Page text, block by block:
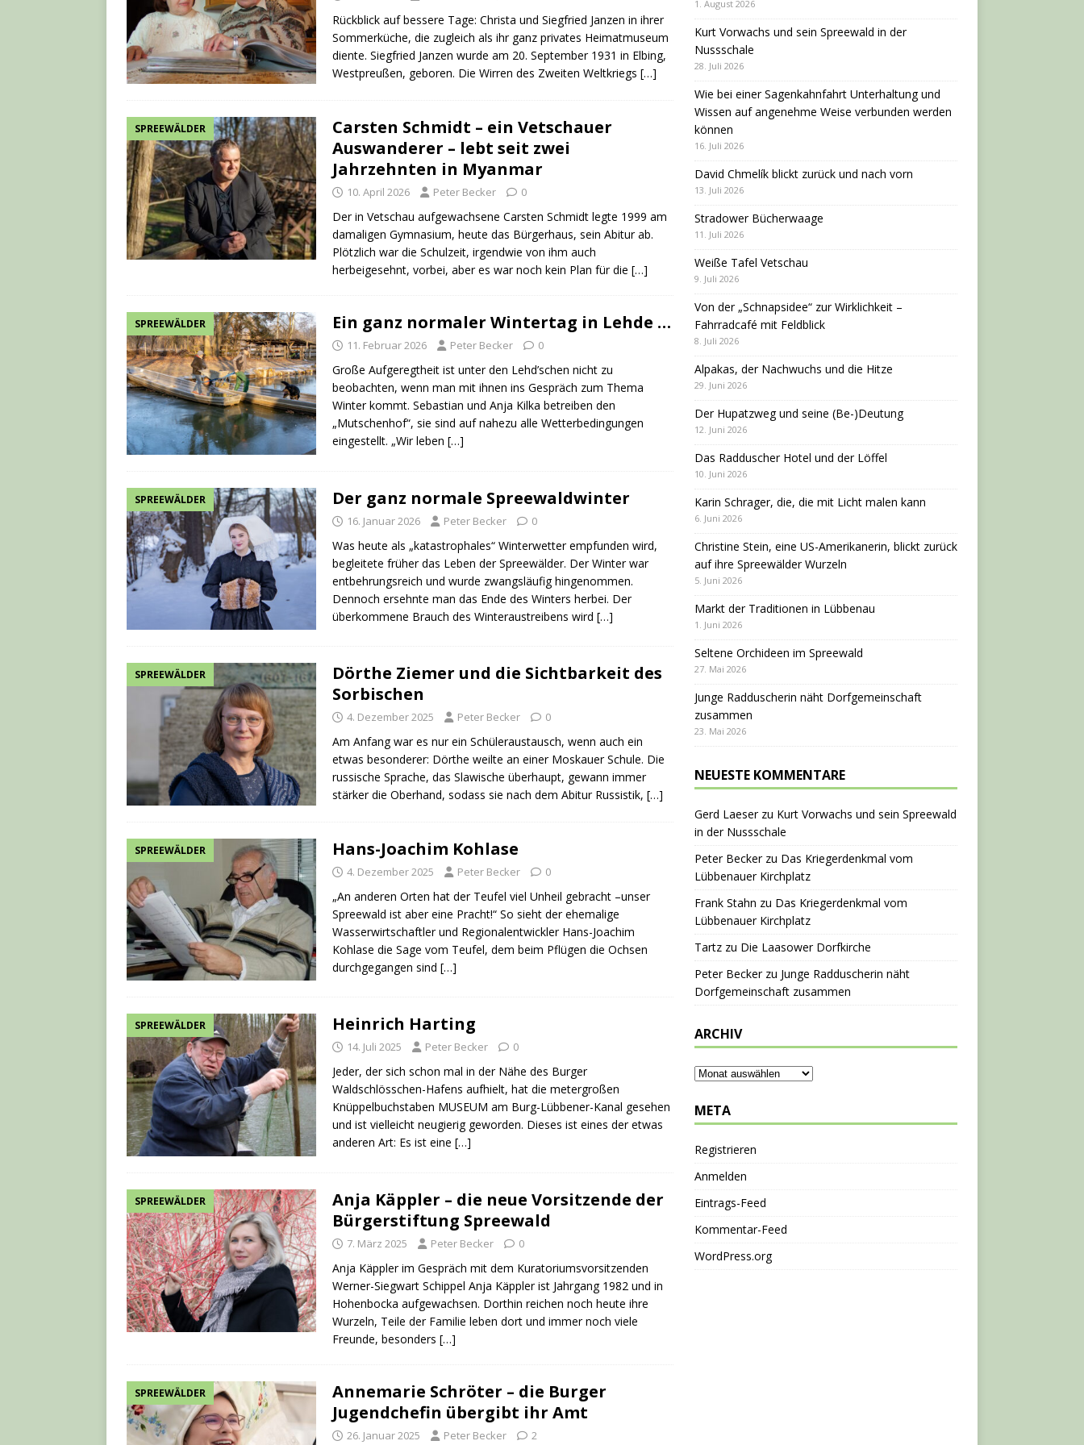
Rückblick auf bessere Tage: Christa und Siegfried Janzen in ihrer
Sommerküche, die zugleich als ihr ganz privates Heimatmuseum
diente. Siegfried Janzen wurde am 20. September 1931 in Elbing,
Westpreußen, geboren. Die Wirren des Zweiten Weltkriegs […]
SPREEWÄLDER
Carsten Schmidt – ein Vetschauer
Auswanderer – lebt seit zwei
Jahrzehnten in Myanmar
10. April 2026 Peter Becker 0
Der in Vetschau aufgewachsene Carsten Schmidt legte 1999 am
damaligen Gymnasium, heute das Bürgerhaus, sein Abitur ab.
Plötzlich war die Schulzeit, irgendwie von ihm auch
herbeigesehnt, vorbei, aber es war noch kein Plan für die […]
SPREEWÄLDER Ein ganz normaler Wintertag in Lehde …
11. Februar 2026 Peter Becker 0
Große Aufgeregtheit ist unter den Lehd’schen nicht zu
beobachten, wenn man mit ihnen ins Gespräch zum Thema
Winter kommt. Sebastian und Anja Kilka betreiben den
„Mutschenhof“, sie sind auf nahezu alle Wetterbedingungen
eingestellt. „Wir leben […]
SPREEWÄLDER Der ganz normale Spreewaldwinter
16. Januar 2026 Peter Becker 0
Was heute als „katastrophales“ Winterwetter empfunden wird,
begleitete früher das Leben der Spreewälder. Der Winter war
entbehrungsreich und wurde zwangsläufig hingenommen.
Dennoch ersehnte man das Ende des Winters herbei. Der
überkommene Brauch des Winteraustreibens wird […]
SPREEWÄLDER
Dörthe Ziemer und die Sichtbarkeit des
Sorbischen
4. Dezember 2025 Peter Becker 0
Am Anfang war es nur ein Schüleraustausch, wenn auch ein
etwas besonderer: Dörthe weilte an einer Moskauer Schule. Die
russische Sprache, das Slawische überhaupt, gewann immer
stärker die Oberhand, sodass sie nach dem Abitur Russistik, […]
SPREEWÄLDER Hans-Joachim Kohlase
4. Dezember 2025 Peter Becker 0
„An anderen Orten hat der Teufel viel Unheil gebracht –unser
Spreewald ist aber eine Pracht!“ So sieht der ehemalige
Wasserwirtschaftler und Regionalentwickler Hans-Joachim
Kohlase die Sage vom Teufel, dem beim Pflügen die Ochsen
durchgegangen sind […]
SPREEWÄLDER Heinrich Harting
14. Juli 2025 Peter Becker 0
Jeder, der sich schon mal in der Nähe des Burger
Waldschlösschen-Hafens aufhielt, hat die metergroßen
Knüppelbuchstaben MUSEUM am Burg-Lübbener-Kanal gesehen
und ist vielleicht neugierig geworden. Dieses ist eines der etwas
anderen Art: Es ist eine […]
SPREEWÄLDER
Anja Käppler – die neue Vorsitzende der
Bürgerstiftung Spreewald
7. März 2025 Peter Becker 0
Anja Käppler im Gespräch mit dem Kuratoriumsvorsitzenden
Werner-Siegwart Schippel ⁠Anja Käppler ist Jahrgang 1982 und in
Hohenbocka aufgewachsen. Dorthin reichen noch heute ihre
Wurzeln, Teile der Familie leben dort und immer noch viele
Freunde, besonders […]
SPREEWÄLDER
Annemarie Schröter – die Burger
Jugendchefin übergibt ihr Amt
26. Januar 2025 Peter Becker 2
1. August 2026
Kurt Vorwachs und sein Spreewald in der
Nussschale
28. Juli 2026
Wie bei einer Sagenkahnfahrt Unterhaltung und
Wissen auf angenehme Weise verbunden werden
können
16. Juli 2026
David Chmelík blickt zurück und nach vorn
13. Juli 2026
Stradower Bücherwaage
11. Juli 2026
Weiße Tafel Vetschau
9. Juli 2026
Von der „Schnapsidee“ zur Wirklichkeit –
Fahrradcafé mit Feldblick
8. Juli 2026
Alpakas, der Nachwuchs und die Hitze
29. Juni 2026
Der Hupatzweg und seine (Be-)Deutung
12. Juni 2026
Das Radduscher Hotel und der Löffel
10. Juni 2026
Karin Schrager, die, die mit Licht malen kann
6. Juni 2026
Christine Stein, eine US-Amerikanerin, blickt zurück
auf ihre Spreewälder Wurzeln
5. Juni 2026
Markt der Traditionen in Lübbenau
1. Juni 2026
Seltene Orchideen im Spreewald
27. Mai 2026
Junge Radduscherin näht Dorfgemeinschaft
zusammen
23. Mai 2026
NEUESTE KOMMENTARE
Gerd Laeserzu Kurt Vorwachs und sein Spreewald
in der Nussschale
Peter Beckerzu Das Kriegerdenkmal vom
Lübbenauer Kirchplatz
Frank Stahn zu Das Kriegerdenkmal vom
Lübbenauer Kirchplatz
Tartzzu Die Laasower Dorfkirche
Peter Beckerzu Junge Radduscherin näht
Dorfgemeinschaft zusammen
ARCHIV
META
Registrieren
Anmelden
Eintrags-Feed
Kommentar-Feed
WordPress.org